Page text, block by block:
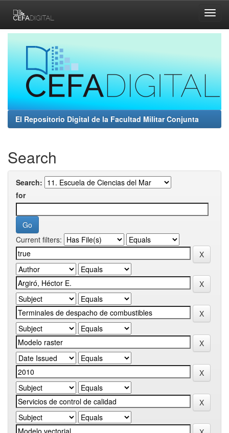
navigation
El Repositorio Digital de la Facultad Militar Conjunta
Search
Search:
for
Current filters: